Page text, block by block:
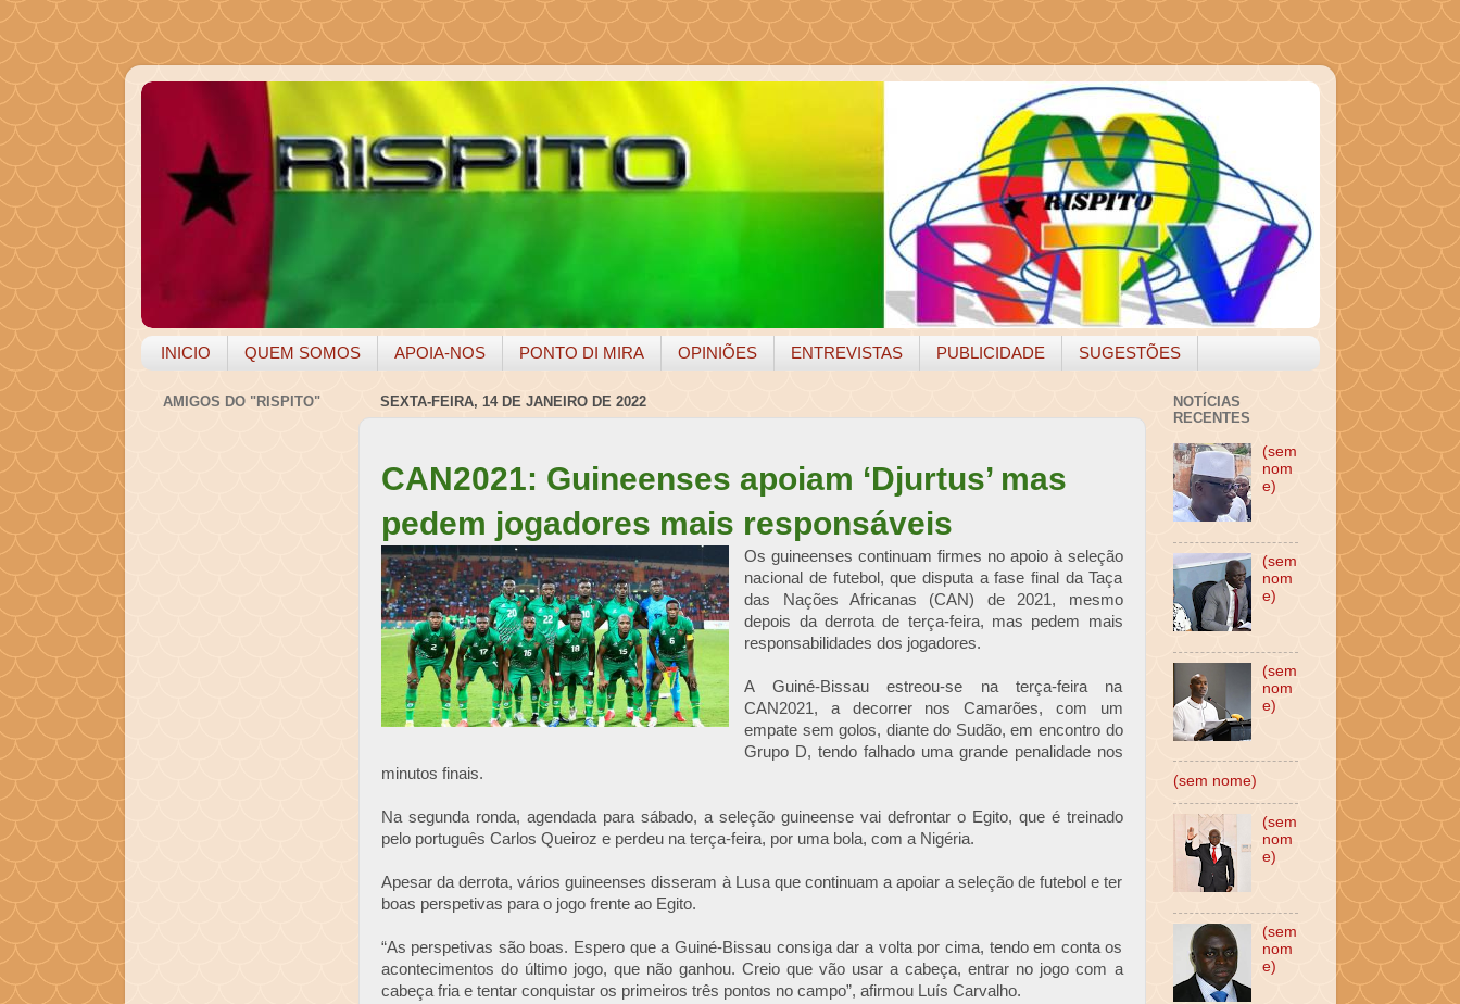
INICIO QUEM SOMOS APOIA-NOS PONTO DI MIRA OPINIÕES ENTREVISTAS PUBLICIDADE SUGESTÕES
SEXTA-FEIRA, 14 DE JANEIRO DE 2022
CAN2021: Guineenses apoiam ‘Djurtus’ mas
pedem jogadores mais responsáveis
Os guineenses continuam firmes no apoio à seleção
nacional de futebol, que disputa a fase final da Taça
das Nações Africanas (CAN) de 2021, mesmo
depois da derrota de terça-feira, mas pedem mais
responsabilidades dos jogadores.
A Guiné-Bissau estreou-se na terça-feira na
CAN2021, a decorrer nos Camarões, com um
empate sem golos, diante do Sudão, em encontro do
Grupo D, tendo falhado uma grande penalidade nos
minutos finais.
Na segunda ronda, agendada para sábado, a seleção guineense vai defrontar o Egito, que é treinado
pelo português Carlos Queiroz e perdeu na terça-feira, por uma bola, com a Nigéria.
Apesar da derrota, vários guineenses disseram à Lusa que continuam a apoiar a seleção de futebol e ter
boas perspetivas para o jogo frente ao Egito.
“As perspetivas são boas. Espero que a Guiné-Bissau consiga dar a volta por cima, tendo em conta os
acontecimentos do último jogo, que não ganhou. Creio que vão usar a cabeça, entrar no jogo com a
cabeça fria e tentar conquistar os primeiros três pontos no campo”, afirmou Luís Carvalho.
AMIGOS DO "RISPITO"
NOTÍCIAS
RECENTES
(sem
nom
e)
(sem
nom
e)
(sem
nom
e)
(sem nome)
(sem
nom
e)
(sem
nom
e)